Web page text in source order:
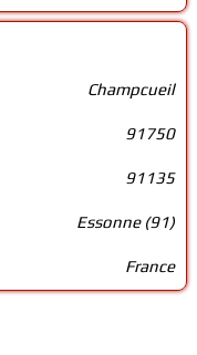
Champcueil
91750
91135
Essonne (91)
France